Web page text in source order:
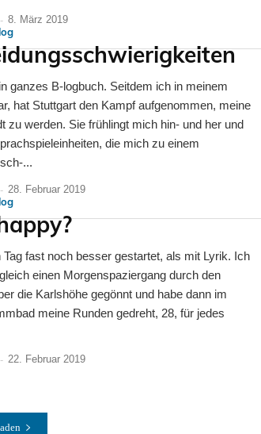
- 8. März 2019
ganzes B-logbuch. Seitdem ich in meinem
hat Stuttgart den Kampf aufgenommen, meine
zu werden. Sie frühlingt mich hin- und her und
die mich zu einem
...
- 28. Februar 2019
Tag fast noch besser gestartet, als mit Lyrik. Ich
einen Morgenspaziergang durch den
die Karlshöhe gegönnt und habe dann im
meine Runden gedreht, 28, für jedes
- 22. Februar 2019